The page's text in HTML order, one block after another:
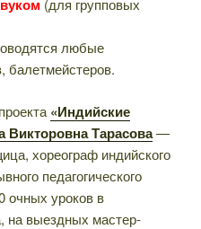
(для групповых
любые
балетмейстеров.
«Индийские
Викторовна Тарасова—
хореограф индийского
педагогического
очных уроков в
на выездных мастер-